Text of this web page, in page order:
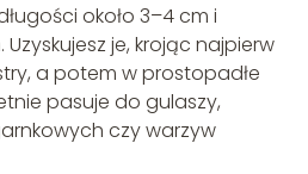
około 3–4 cm i
je, krojąc najpierw
a potem w prostopadłe
pasuje do gulaszy,
czy warzyw